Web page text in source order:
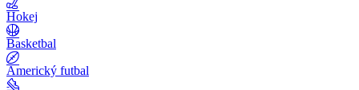
Hokej
Basketbal
Americký futbal